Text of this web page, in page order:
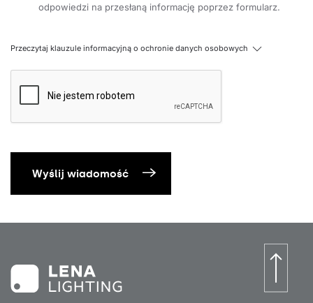
odpowiedzi na przesłaną informację poprzez formularz.
Przeczytaj klauzule informacyjną o ochronie danych osobowych
Wyślij wiadomość